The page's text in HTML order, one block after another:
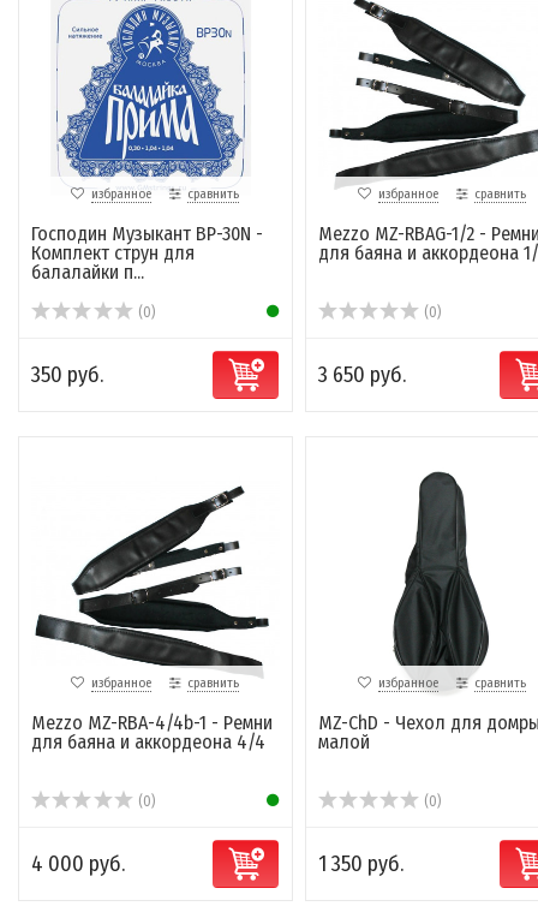
избранное сравнить
Господин Музыкант BP-30N -
Комплект струн для
балалайки п...
(0)
350 руб.
избранное сравнить
Mezzo MZ-RBAG-1/2 -
для баяна и аккордеона
(0)
3 650 руб.
избранное сравнить
Mezzo MZ-RBA-4/4b-1 - Ремни
для баяна и аккордеона 4/4
(0)
4 000 руб.
избранное сравнить
MZ-ChD - Чехол для
малой
(0)
1 350 руб.